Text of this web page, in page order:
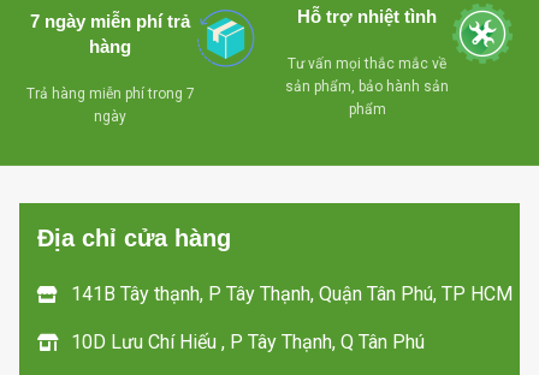
- Lỗ thoát nước
dể dàng vệ sinh
- Có giỏ bên trong
tủ , tiện lợi cho việc
dể dàng di chuyển mọi
7 ngày miễn phí trả
hàng
Trả hàng miễn phí trong 7
ngày
Hỗ trợ nhiệt tình
Tư vấn mọi thắc mắc về
sản phẩm, bảo hành sản
phẩm
Địa chỉ cửa hàng
141B Tây thạnh, P Tây Thạnh, Quận Tân Phú, TP HCM
10D Lưu Chí Hiếu , P Tây Thạnh, Q Tân Phú